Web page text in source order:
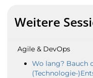
Weitere
Agile & DevOps
Wo lang? Bauch
(Technologie-